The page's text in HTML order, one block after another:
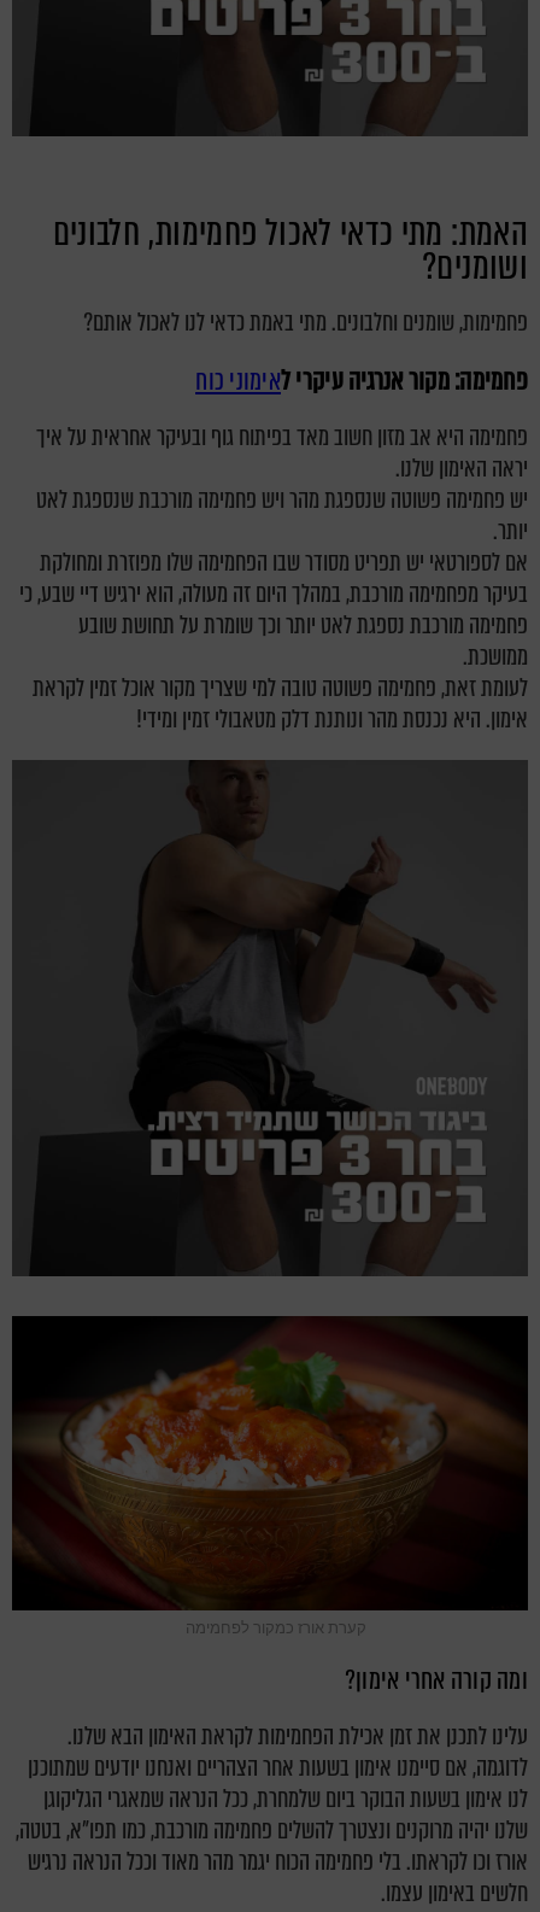
האמת: מתי כדאי לאכול פחמימות, חלבונים
ושומנים?
פחמימות, שומנים וחלבונים. מתי באמת כדאי לנו לאכול אותם?
פחמימה: מקור אנרגיה עיקרי לאימוני כוח
פחמימה היא אב מזון חשוב מאד בפיתוח גוף ובעיקר אחראית על איך
יראה האימון שלנו.
יש פחמימה פשוטה שנספגת מהר ויש פחמימה מורכבת שנספגת לאט
יותר.
אם לספורטאי יש תפריט מסודר שבו הפחמימה שלו מפוזרת ומחולקת
בעיקר מפחמימה מורכבת, במהלך היום זה מעולה, הוא ירגיש דיי שבע, כי
פחמימה מורכבת נספגת לאט יותר וכך שומרת על תחושת שובע
ממושכת.
לעומת זאת, פחמימה פשוטה טובה למי שצריך מקור אוכל זמין לקראת
אימון. היא נכנסת מהר ונותנת דלק מטאבולי זמין ומידי!
קערת אורז כמקור לפחמימה
ומה קורה אחרי אימון?
עלינו לתכנן את זמן אכילת הפחמימות לקראת האימון הבא שלנו.
לדוגמה, אם סיימנו אימון בשעות אחר הצהריים ואנחנו יודעים שמתוכנן
לנו אימון בשעות הבוקר ביום שלמחרת, ככל הנראה שמאגרי הגליקוגן
שלנו יהיה מרוקנים ונצטרך להשלים פחמימה מורכבת, כמו תפו"א, בטטה,
אורז וכו לקראתו. בלי פחמימה הכוח יגמר מהר מאוד וככל הנראה נרגיש
חלשים באימון עצמו.